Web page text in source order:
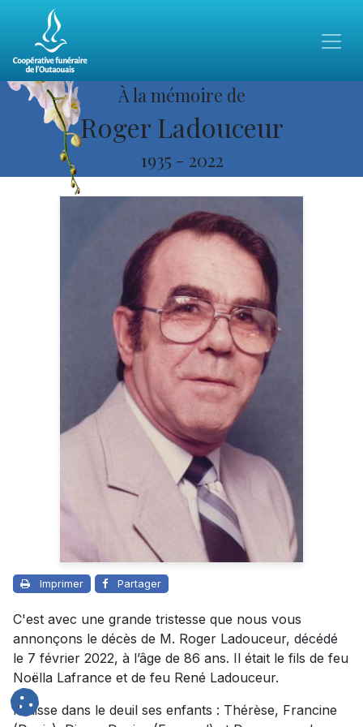
À la mémoire de
Roger Ladouceur
1935 - 2022
Imprimer Partager
C'est avec une grande tristesse que nous vous
annonçons le décès de M. Roger Ladouceur, décédé
le 7 février 2022, à l’âge de 86 ans. Il était le fils de feu
Noëlla Lafrance et de feu René Ladouceur.
Il laisse dans le deuil ses enfants : Thérèse, Francine